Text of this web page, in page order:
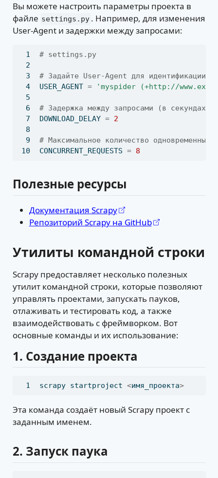
Вы можете настроить параметры проекта в
файле settings.py . Например, для изменения
User-Agent и задержки между запросами:
# settings.py
# Задайте User-Agent для идентификации
USER_AGENT = 'myspider (+http://
# Задержка между запросами (в секундах)
DOWNLOAD_DELAY = 2
# Максимальное количество
CONCURRENT_REQUESTS = 8
Полезные ресурсы
Документация Scrapy
Репозиторий Scrapy на GitHub
Утилиты командной строки
Scrapy предоставляет несколько полезных
утилит командной строки, которые позволяют
управлять проектами, запускать пауков,
отлаживать и тестировать код, а также
взаимодействовать с фреймворком. Вот
основные команды и их использование:
1. Создание проекта
scrapy startproject <имя_проекта>
Эта команда создаёт новый Scrapy проект с
заданным именем.
2. Запуск паука